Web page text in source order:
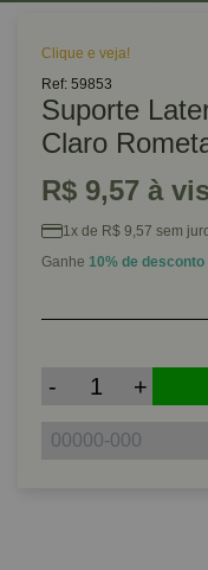
Clique e veja!
Ref: 59853
Suporte
Claro
R$ 9,57 à
1x de R$ 9,57 sem
Ganhe 10% de desconto
- +